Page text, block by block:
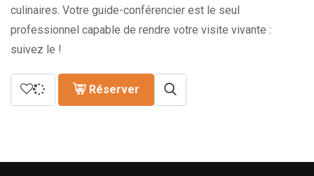
culinaires. Votre guide-conférencier est le seul
professionnel capable de rendre votre visite vivante :
suivez le !
Réserver